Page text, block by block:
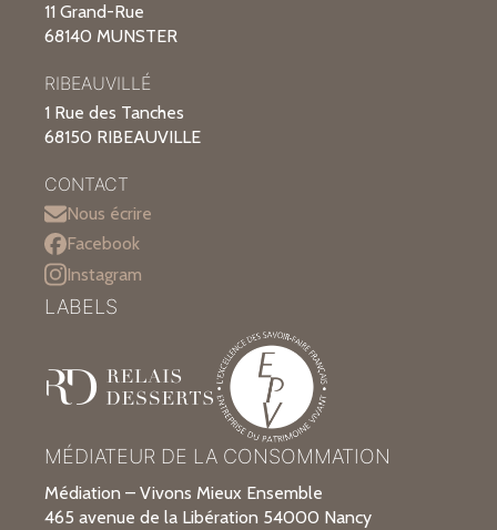
11 Grand-Rue
68140 MUNSTER
RIBEAUVILLÉ
1 Rue des Tanches
68150 RIBEAUVILLE
CONTACT
Nous écrire
Facebook
Instagram
MÉDIATEUR DE LA CONSOMMATION
Médiation – Vivons Mieux Ensemble
465 avenue de la Libération 54000 Nancy
LABELS